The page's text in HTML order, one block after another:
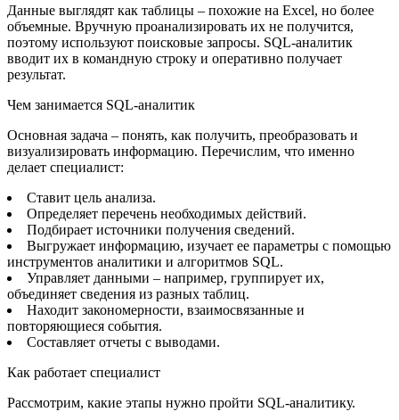
Данные выглядят как таблицы – похожие на Excel, но более
объемные. Вручную проанализировать их не получится,
поэтому используют поисковые запросы. SQL-аналитик
вводит их в командную строку и оперативно получает
результат.
Чем занимается SQL-аналитик
Основная задача – понять, как получить, преобразовать и
визуализировать информацию. Перечислим, что именно
делает специалист:
Ставит цель анализа.
Определяет перечень необходимых действий.
Подбирает источники получения сведений.
Выгружает информацию, изучает ее параметры с помощью
инструментов аналитики и алгоритмов SQL.
Управляет данными – например, группирует их,
объединяет сведения из разных таблиц.
Находит закономерности, взаимосвязанные и
повторяющиеся события.
Составляет отчеты с выводами.
Как работает специалист
Рассмотрим, какие этапы нужно пройти SQL-аналитику.